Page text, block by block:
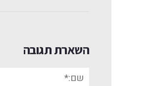
השארת תגובה